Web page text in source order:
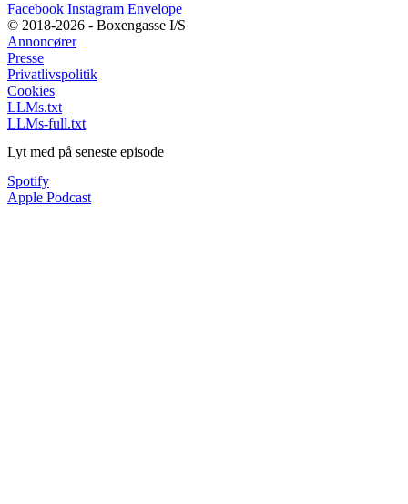
Facebook Instagram Envelope
© 2018-2026 - Boxengasse I/S
Annoncører
Presse
Privatlivspolitik
Cookies
LLMs.txt
LLMs-full.txt
Lyt med på seneste episode
Spotify
Apple Podcast